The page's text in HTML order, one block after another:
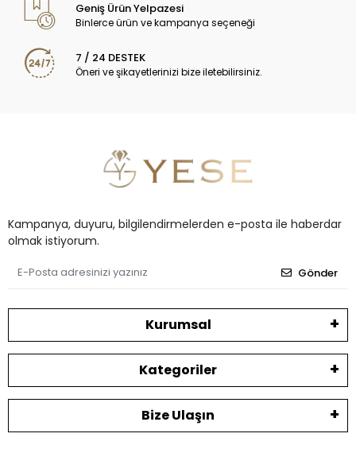
Geniş Ürün Yelpazesi
Binlerce ürün ve kampanya seçeneği
7 / 24 DESTEK
Öneri ve şikayetlerinizi bize iletebilirsiniz.
Kampanya, duyuru, bilgilendirmelerden e-posta ile haberdar
olmak istiyorum.
Gönder
Kurumsal
Kategoriler
Bize Ulaşın